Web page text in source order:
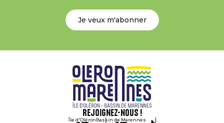
Je veux m'abonner
Rejoignez-nous !
Île d'OléronBassin de Marennes